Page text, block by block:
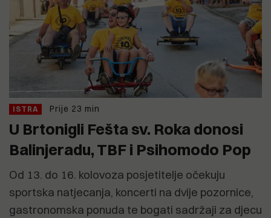
ISTRA Prije 23 min
U Brtonigli Fešta sv. Roka donosi
Balinjeradu, TBF i Psihomodo Pop
Od 13. do 16. kolovoza posjetitelje očekuju
sportska natjecanja, koncerti na dvije pozornice,
gastronomska ponuda te bogati sadržaji za djecu